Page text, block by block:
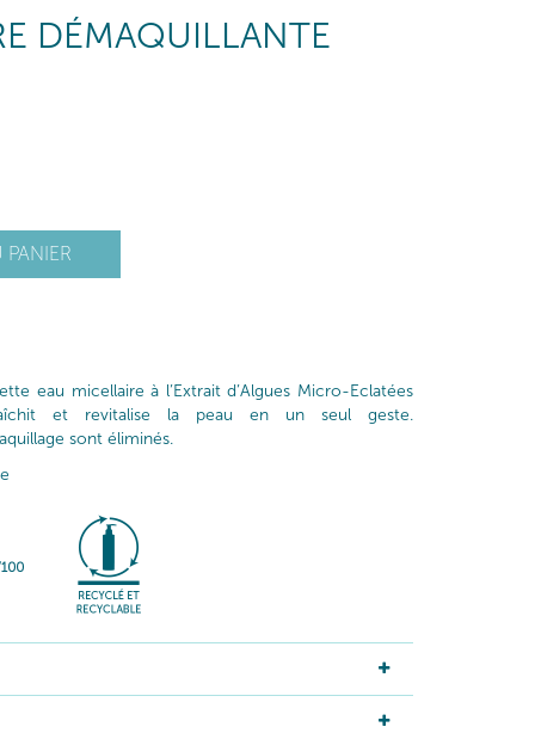
DÉMAQUILLANTE
eau micellaire à l’Extrait d’Algues Micro-Eclatées
et revitalise la peau en un seul geste.
sont éliminés.